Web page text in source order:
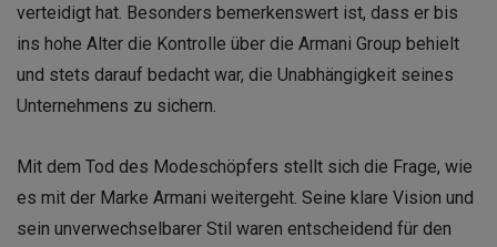
verteidigt hat. Besonders bemerkenswert ist, dass er bis
ins hohe Alter die Kontrolle über die Armani Group behielt
und stets darauf bedacht war, die Unabhängigkeit seines
Unternehmens zu sichern.
Mit dem Tod des Modeschöpfers stellt sich die Frage, wie
es mit der Marke Armani weitergeht. Seine klare Vision und
sein unverwechselbarer Stil waren entscheidend für den